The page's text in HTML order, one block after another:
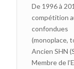
De 1996 à
compétition
confondues
(monoplace,
Ancien SHN
Membre de